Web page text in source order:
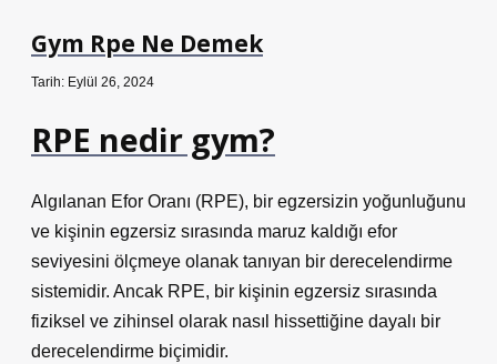
Gym Rpe Ne Demek
Tarih: Eylül 26, 2024
RPE nedir gym?
Algılanan Efor Oranı (RPE), bir egzersizin yoğunluğunu
ve kişinin egzersiz sırasında maruz kaldığı efor
seviyesini ölçmeye olanak tanıyan bir derecelendirme
sistemidir. Ancak RPE, bir kişinin egzersiz sırasında
fiziksel ve zihinsel olarak nasıl hissettiğine dayalı bir
derecelendirme biçimidir.